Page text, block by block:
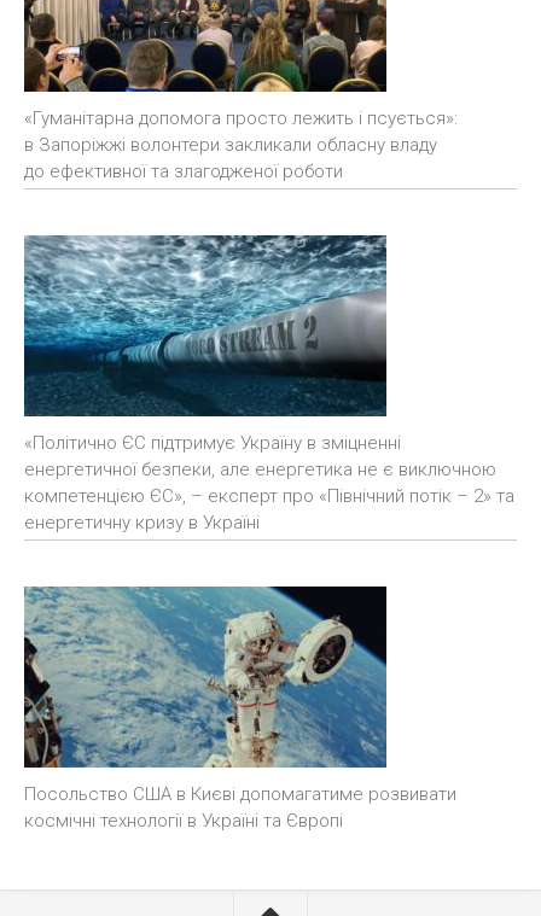
«Гуманітарна допомога просто лежить і псується»:
в Запоріжжі волонтери закликали обласну владу
до ефективної та злагодженої роботи
«Політично ЄС підтримує Україну в зміцненні
енергетичної безпеки, але енергетика не є виключною
компетенцією ЄС», – експерт про «Північний потік – 2» та
енергетичну кризу в Україні
Посольство США в Києві допомагатиме розвивати
космічні технології в Україні та Європі